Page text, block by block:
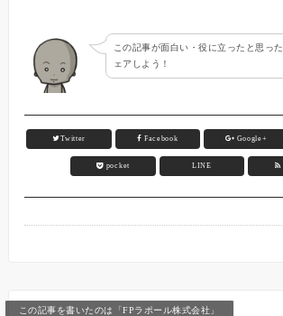
この記事が面白い・役に立ったと思っ
ェアしよう！
Twitter Facebook Google+
pocket LINE
この記事を書いたのは「FPラポール株式会社」